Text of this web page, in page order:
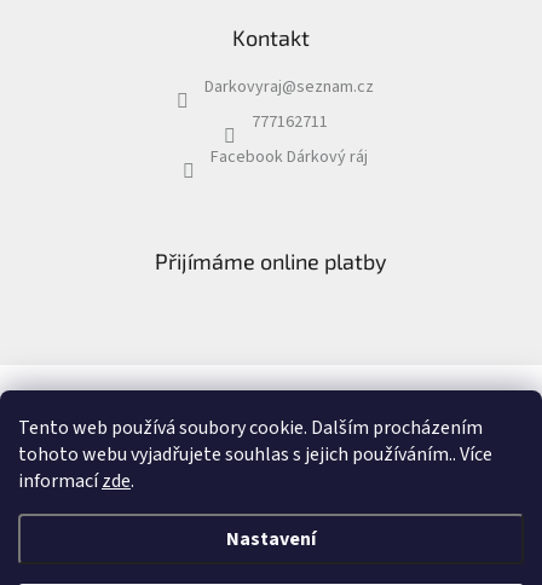
Tento web používá soubory cookie. Dalším procházením
tohoto webu vyjadřujete souhlas s jejich používáním.. Více
informacízde.
Nastavení
Kontakt
Darkovyraj@seznam.cz
777162711
Facebook Dárkový ráj
Přijímáme online platby
Vytvořil Shoptet &